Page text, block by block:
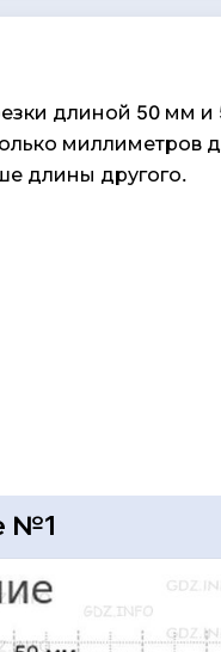
длиной 50 мм и
миллиметров
длины другого.
№1